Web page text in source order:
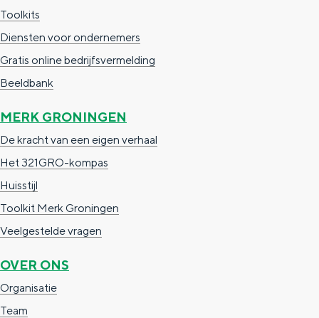
Toolkits
Diensten voor ondernemers
Gratis online bedrijfsvermelding
Beeldbank
MERK GRONINGEN
De kracht van een eigen verhaal
Het 321GRO-kompas
Huisstijl
Toolkit Merk Groningen
Veelgestelde vragen
OVER ONS
Organisatie
Team